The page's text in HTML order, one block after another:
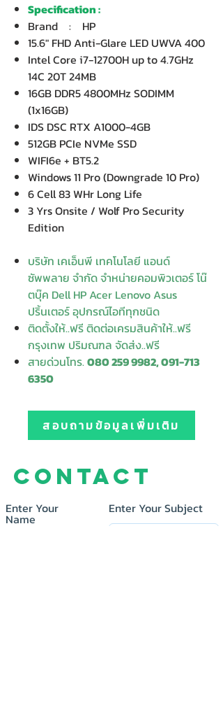
Specification :
Brand : HP
15.6" FHD Anti-Glare LED UWVA 400
Intel Core i7-12700H up to 4.7GHz
14C 20T 24MB
16GB DDR5 4800MHz SODIMM
(1x16GB)
IDS DSC RTX A1000-4GB
512GB PCIe NVMe SSD
WIFI6e + BT5.2
Windows 11 Pro (Downgrade 10 Pro)
6 Cell 83 WHr Long Life
3 Yrs Onsite / Wolf Pro Security
Edition
บริษัท เคเอ็นพี เทคโนโลยี แอนด์
ซัพพลาย จำกัด จำหน่ายคอมพิวเตอร์ โน๊
ตบุ๊ค Dell HP Acer Lenovo Asus
ปริ้นเตอร์ อุปกรณ์ไอทีทุกชนิด
ติดตั้งให้..ฟรี ติดต่อเครมสินค้าให้..ฟรี
กรุงเทพ ปริมณฑล จัดส่ง..ฟรี
สายด่วนโทร.080 259 9982, 091-713
6350
สอบถามข้อมูลเพิ่มเติม
Contact
Enter Your
Name
Enter Your Subject